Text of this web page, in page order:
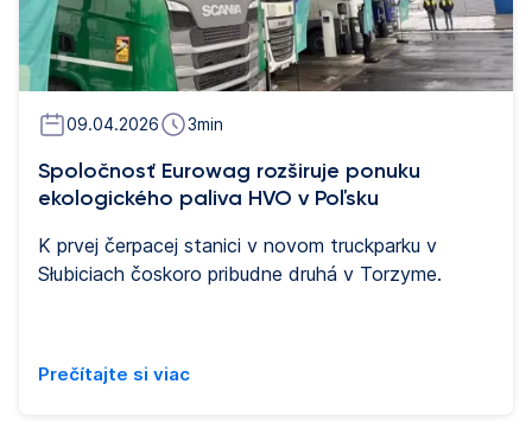
09.04.2026 3min
Spoločnosť Eurowag rozširuje ponuku
ekologického paliva HVO v Poľsku
K prvej čerpacej stanici v novom truckparku v
Słubiciach čoskoro pribudne druhá v Torzyme.
Prečítajte si viac